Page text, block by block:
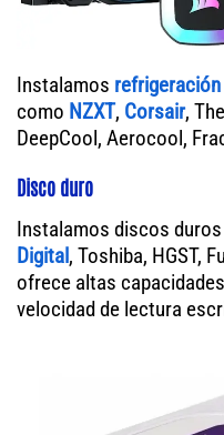
Instalamos
como NZXT, Corsair,
DeepCool, Aerocool,
Disco duro
Instalamos discos duros
Digital, Toshiba, HGST,
ofrece altas
velocidad de lectura